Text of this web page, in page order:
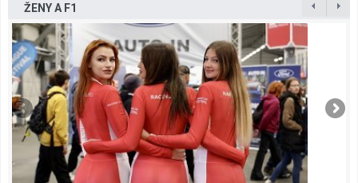
ŽENY A F1